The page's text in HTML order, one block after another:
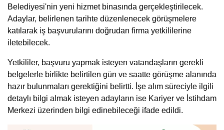
Belediyesi'nin yeni hizmet binasında gerçekleştirilecek.
Adaylar, belirlenen tarihte düzenlenecek görüşmelere
katılarak iş başvurularını doğrudan firma yetkililerine
iletebilecek.
Yetkililer, başvuru yapmak isteyen vatandaşların gerekli
belgelerle birlikte belirtilen gün ve saatte görüşme alanında
hazır bulunmaları gerektiğini belirtti. İşe alım süreciyle ilgili
detaylı bilgi almak isteyen adayların ise Kariyer ve İstihdam
Merkezi üzerinden bilgi edinebileceği ifade edildi.